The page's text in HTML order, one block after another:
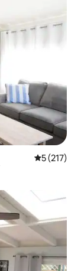
คะแนนเฉลี่
5 (217)